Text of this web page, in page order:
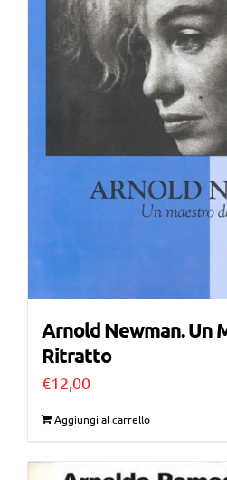
Arnold Newman. Un
Ritratto
€12,00
Aggiungi al carrello